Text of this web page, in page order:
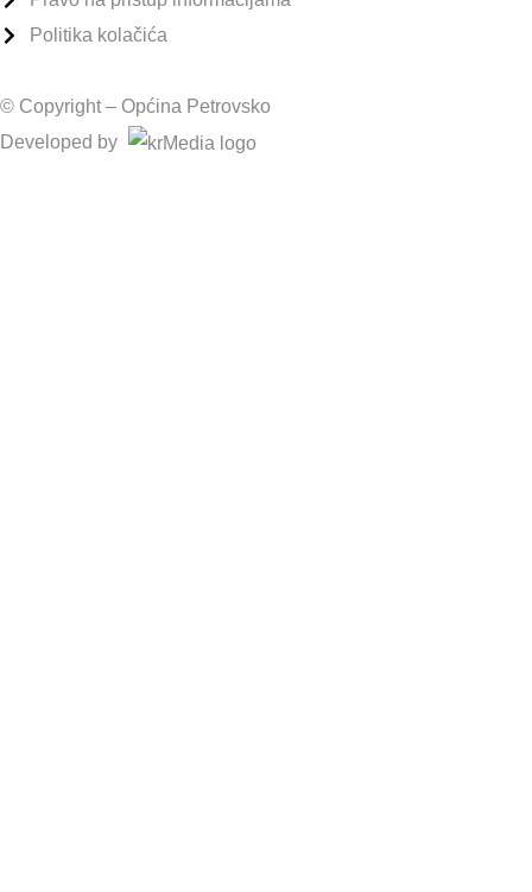
Politika kolačića
© Copyright – Općina Petrovsko
Developed by